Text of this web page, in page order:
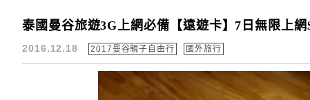
泰國曼谷旅遊3G上網必備【遠遊卡】7日無限上
2016.12.18 2017曼谷親子自由行 國外旅行